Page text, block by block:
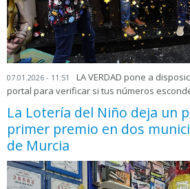
07.01.2026 - 11:51
LA VERDAD pone a
portal para verificar si tus números
La Lotería del Niño deja un
primer premio en dos
de Murcia